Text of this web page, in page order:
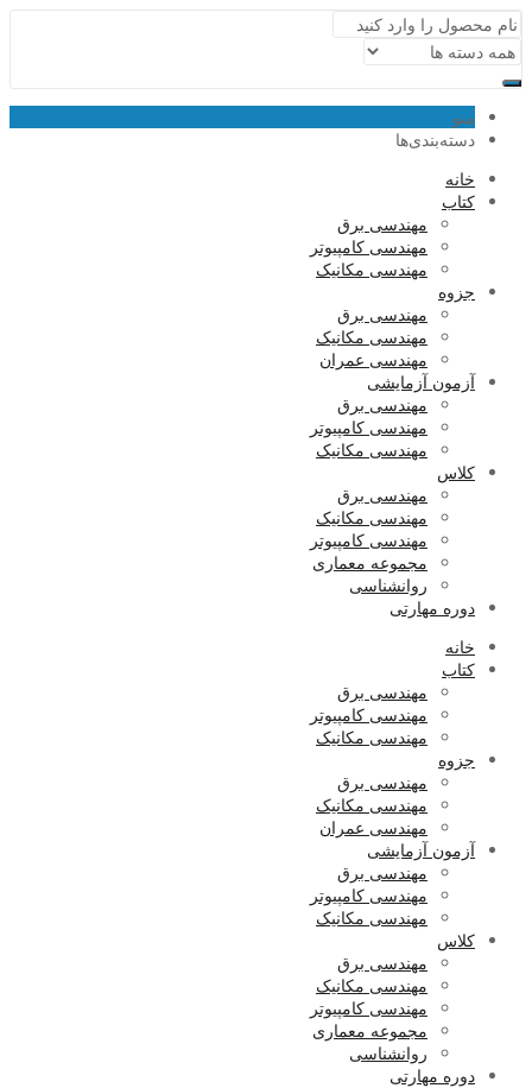
منو
دسته‌بندی‌ها
خانه
کتاب
مهندسی برق
مهندسی کامپیوتر
مهندسی مکانیک
جزوه
مهندسی برق
مهندسی مکانیک
مهندسی عمران
آزمون آزمایشی
مهندسی برق
مهندسی کامپیوتر
مهندسی مکانیک
کلاس
مهندسی برق
مهندسی مکانیک
مهندسی کامپیوتر
مجموعه معماری
روانشناسی
دوره مهارتی
خانه
کتاب
مهندسی برق
مهندسی کامپیوتر
مهندسی مکانیک
جزوه
مهندسی برق
مهندسی مکانیک
مهندسی عمران
آزمون آزمایشی
مهندسی برق
مهندسی کامپیوتر
مهندسی مکانیک
کلاس
مهندسی برق
مهندسی مکانیک
مهندسی کامپیوتر
مجموعه معماری
روانشناسی
دوره مهارتی